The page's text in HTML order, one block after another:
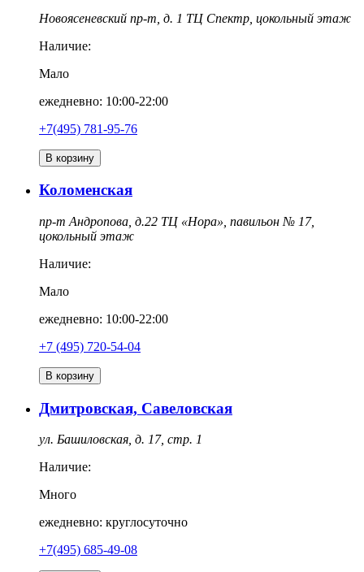
Новоясеневский пр-т, д. 1 ТЦ Спектр, цокольный этаж
Наличие:
Мало
ежедневно: 10:00-22:00
+7(495) 781-95-76
В корзину
Коломенская
пр-т Андропова, д.22 ТЦ «Нора», павильон № 17,
цокольный этаж
Наличие:
Мало
ежедневно: 10:00-22:00
‎+7 (495) 720-54-04
В корзину
Дмитровская, Савеловская
ул. Башиловская, д. 17, стр. 1
Наличие:
Много
ежедневно: круглосуточно
+7(495) 685-49-08